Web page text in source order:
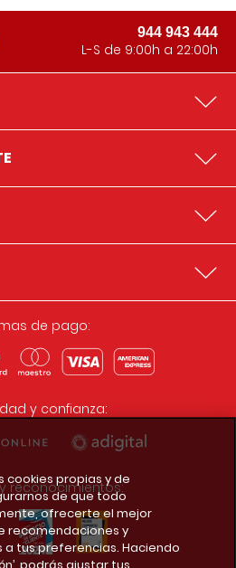
944 943 444
L-S de 9:00h a 22:00h
de pago:
y confianza:
reconocimientos:
cookies propias y de
de que todo
ofrecerte el mejor
recomendaciones y
a tus preferencias. Haciendo
podrás ajustar tus